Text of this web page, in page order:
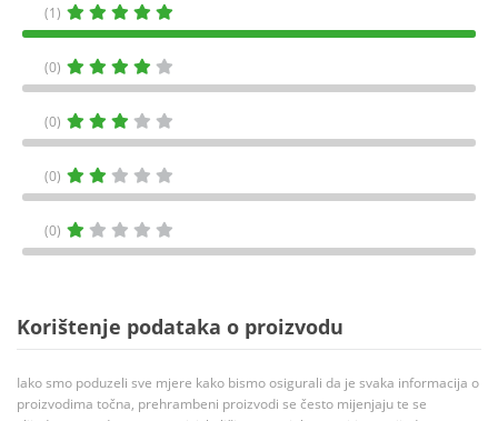
(1)
(0)
(0)
(0)
(0)
Korištenje podataka o proizvodu
Iako smo poduzeli sve mjere kako bismo osigurali da je svaka informacija o
proizvodima točna, prehrambeni proizvodi se često mijenjaju te se